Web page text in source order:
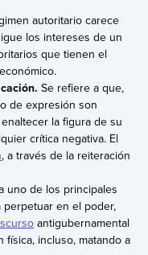
autoritario carece
los intereses de un
que tienen el
Se refiere a que,
de expresión son
la figura de su
crítica negativa. El
, a través de la reiteración
uno de los principales
en el poder,
antigubernamental
incluso, matando a